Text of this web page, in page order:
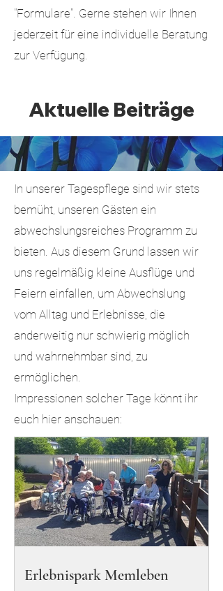
"Formulare". Gerne stehen wir Ihnen
jederzeit für eine individuelle Beratung
zur Verfügung.
Aktuelle Beiträge
In unserer Tagespflege sind wir stets
bemüht, unseren Gästen ein
abwechslungsreiches Programm zu
bieten. Aus diesem Grund lassen wir
uns regelmäßig kleine Ausflüge und
Feiern einfallen, um Abwechslung
vom Alltag und Erlebnisse, die
anderweitig nur schwierig möglich
und wahrnehmbar sind, zu
ermöglichen.
Impressionen solcher Tage könnt ihr
euch hier anschauen:
Erlebnispark Memleben